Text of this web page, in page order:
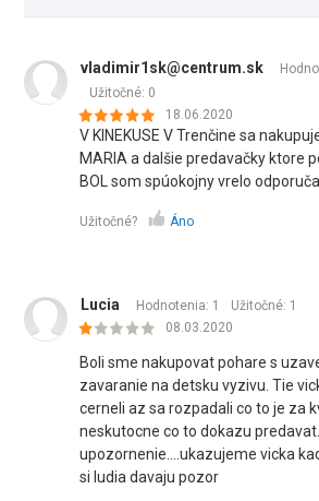
vladimir1sk@centrum.sk
Užitočné: 0
18.06.2020
V KINEKUSE V Trenčine sa
MARIA a dalšie predavačky ktore
BOL som spúokojny vrelo
Užitočné? Áno
Lucia Hodnotenia: 1 Užitočné: 1
08.03.2020
Boli sme nakupovat pohare s
zavaranie na detsku vyzivu. Tie
cerneli az sa rozpadali co to je za
neskutocne co to dokazu
upozornenie....ukazujeme vicka
si ludia davaju pozor